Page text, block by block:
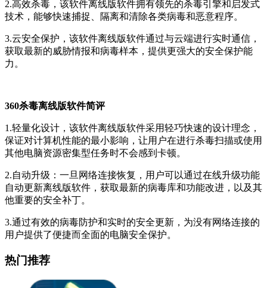
2.高效杀毒，该软件离线版软件拥有领先的杀毒引擎和启发式
技术，能够快速捕捉、隔离和清除各类病毒和恶意程序。
3.云安全保护，该软件离线版软件通过与云端进行实时通信，
获取最新的威胁情报和病毒样本，提供更强大的安全保护能
力。
360杀毒离线版软件简评
1.轻量化设计，该软件离线版软件采用轻巧快速的设计理念，
保证对计算机性能的最小影响，让用户在进行杀毒扫描或使用
其他电脑资源密集型任务时不会感到卡顿。
2.自动升级：一旦网络连接恢复，用户可以通过在线升级功能
自动更新离线版软件，获取最新的病毒库和功能改进，以及其
他重要的安全补丁。
3.通过有效的病毒防护和实时的安全更新，为没有网络连接的
用户提供了便捷而全面的电脑安全保护。
热门推荐